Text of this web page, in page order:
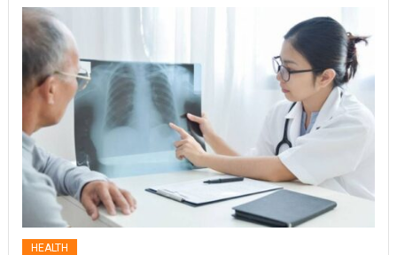
HEALTH